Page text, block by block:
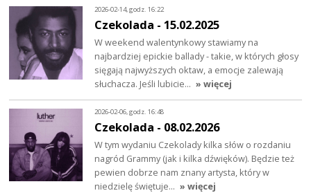
2026-02-14, godz. 16:22
Czekolada - 15.02.2025
W weekend walentynkowy stawiamy na
najbardziej epickie ballady - takie, w których głosy
sięgają najwyższych oktaw, a emocje zalewają
słuchacza. Jeśli lubicie… » więcej
2026-02-06, godz. 16:48
Czekolada - 08.02.2026
W tym wydaniu Czekolady kilka słów o rozdaniu
nagród Grammy (jak i kilka dźwięków). Będzie też
pewien dobrze nam znany artysta, który w
niedzielę świętuje… » więcej